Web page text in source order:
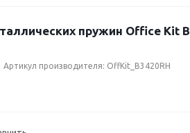
пружин Office Kit B
Артикул производителя: OffKit_B3420RH